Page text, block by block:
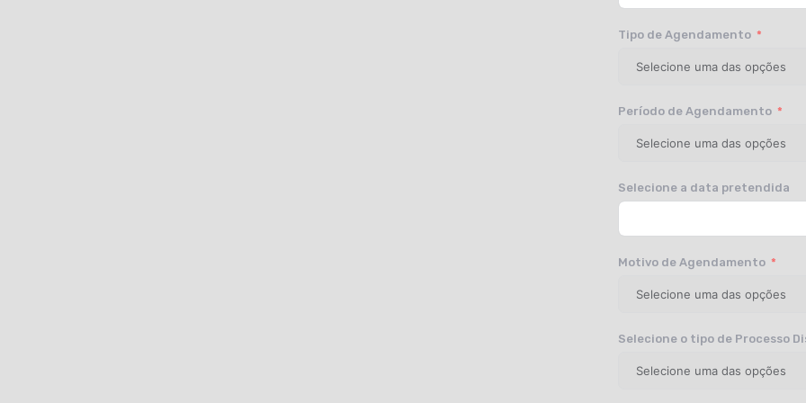
Tipo de Agendamento
Período de Agendamento
Selecione a data pretendida
Motivo de Agendamento
Selecione o tipo de Processo